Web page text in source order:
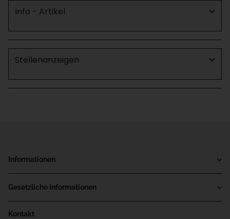
Info - Artikel
Stellenanzeigen
Informationen
Gesetzliche Informationen
Kontakt